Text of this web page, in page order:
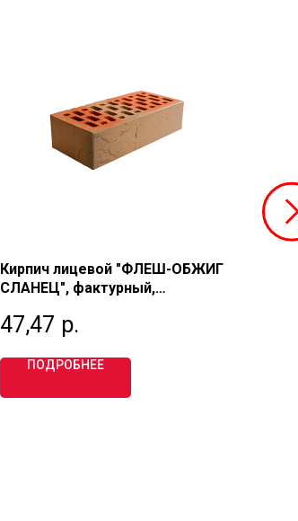
Кирпич лицевой "ФЛЕШ-ОБЖИГ
СЛАНЕЦ", фактурный,
М175, МАГМА
47,47 р.
ПОДРОБНЕЕ